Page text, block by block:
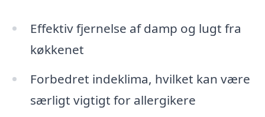
Effektiv fjernelse af damp og lugt fra
køkkenet
Forbedret indeklima, hvilket kan være
særligt vigtigt for allergikere